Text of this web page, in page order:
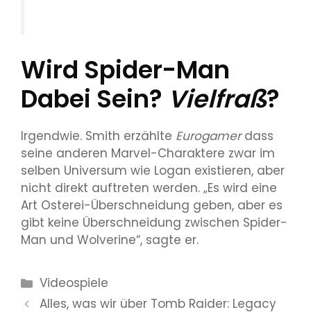
Wird Spider-Man
Dabei Sein? Vielfraß?
Irgendwie. Smith erzählte Eurogamerdass
seine anderen Marvel-Charaktere zwar im
selben Universum wie Logan existieren, aber
nicht direkt auftreten werden. „Es wird eine
Art Osterei-Überschneidung geben, aber es
gibt keine Überschneidung zwischen Spider-
Man und Wolverine“, sagte er.
Kategorien
Videospiele
Alles, was wir über Tomb Raider: Legacy